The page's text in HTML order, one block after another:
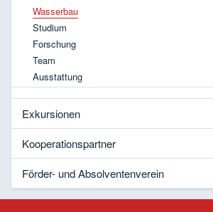
Wasserbau
Studium
Forschung
Team
Ausstattung
Exkursionen
Kooperationspartner
Förder- und Absolventenverein